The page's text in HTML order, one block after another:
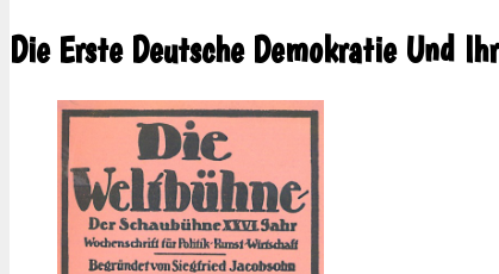
Die Erste Deutsche Demokratie Und